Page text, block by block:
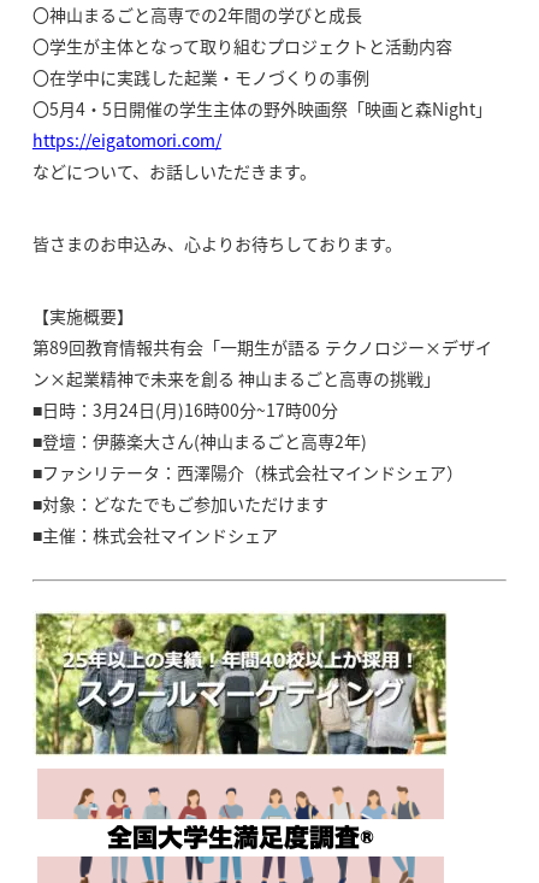
〇神山まるごと高専での2年間の学びと成長
〇学生が主体となって取り組むプロジェクトと活動内容
〇在学中に実践した起業・モノづくりの事例
〇5月4・5日開催の学生主体の野外映画祭「映画と森Night」
https://eigatomori.com/
などについて、お話しいただきます。
皆さまのお申込み、心よりお待ちしております。
【実施概要】
第89回教育情報共有会「一期生が語る テクノロジー×デザイ
ン×起業精神で未来を創る 神山まるごと高専の挑戦」
■日時：3月24日(月)16時00分~17時00分
■登壇：伊藤楽大さん(神山まるごと高専2年)
■ファシリテータ：西澤陽介（株式会社マインドシェア）
■対象：どなたでもご参加いただけます
■主催：株式会社マインドシェア